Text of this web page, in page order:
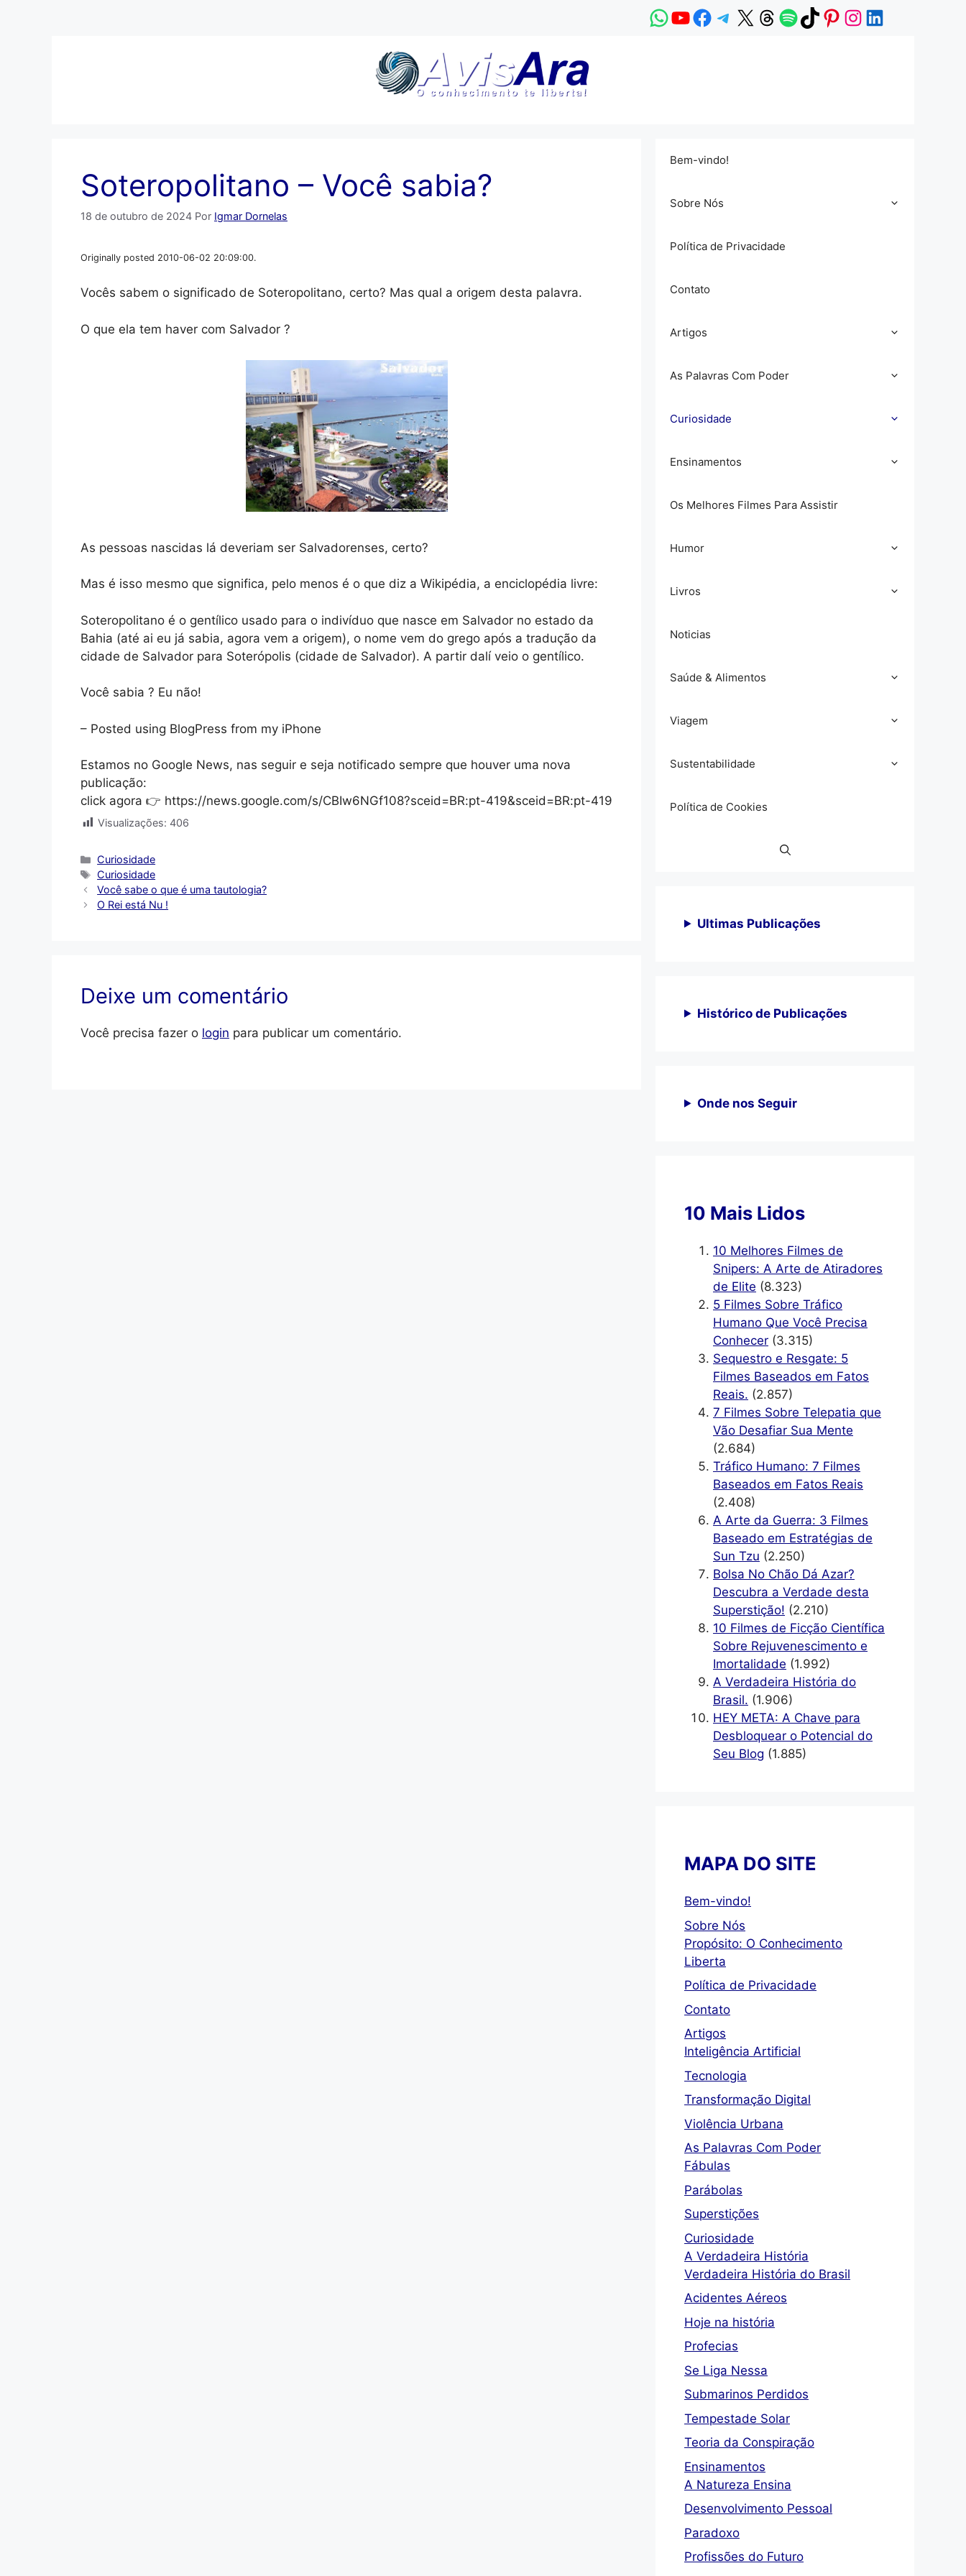
WhatsApp
YouTube
Facebook
Telegram
X Threads
Spotify
TikTok
Pinterest
Instagram
LinkedIn
Soteropolitano – Você sabia?
18 de outubro de 2024 Por Igmar Dornelas
Originally posted 2010-06-02 20:09:00.
Vocês sabem o significado de Soteropolitano, certo? Mas qual a origem desta palavra.
O que ela tem haver com Salvador ?
As pessoas nascidas lá deveriam ser Salvadorenses, certo?
Mas é isso mesmo que significa, pelo menos é o que diz a Wikipédia, a enciclopédia livre:
Soteropolitano é o gentílico usado para o indivíduo que nasce em Salvador no estado da
Bahia (até ai eu já sabia, agora vem a origem), o nome vem do grego após a tradução da
cidade de Salvador para Soterópolis (cidade de Salvador). A partir dalí veio o gentílico.
Você sabia ? Eu não!
– Posted using BlogPress from my iPhone
Estamos no Google News, nas seguir e seja notificado sempre que houver uma nova
publicação:
click agora 👉 https://news.google.com/s/CBIw6NGf108?sceid=BR:pt-419&sceid=BR:pt-419
Visualizações: 406
Categorias
Curiosidade
Tags
Curiosidade
Você sabe o que é uma tautologia?
O Rei está Nu !
Deixe um comentário
Você precisa fazer o login para publicar um comentário.
Bem-vindo!
Sobre Nós
Política de Privacidade
Contato
Artigos
As Palavras Com Poder
Curiosidade
Ensinamentos
Os Melhores Filmes Para Assistir
Humor
Livros
Noticias
Saúde & Alimentos
Viagem
Sustentabilidade
Política de Cookies
Ultimas Publicações
Histórico de Publicações
Onde nos Seguir
10 Mais Lidos
10 Melhores Filmes de
Snipers: A Arte de Atiradores
de Elite (8.323)
5 Filmes Sobre Tráfico
Humano Que Você Precisa
Conhecer (3.315)
Sequestro e Resgate: 5
Filmes Baseados em Fatos
Reais. (2.857)
7 Filmes Sobre Telepatia que
Vão Desafiar Sua Mente
(2.684)
Tráfico Humano: 7 Filmes
Baseados em Fatos Reais
(2.408)
A Arte da Guerra: 3 Filmes
Baseado em Estratégias de
Sun Tzu (2.250)
Bolsa No Chão Dá Azar?
Descubra a Verdade desta
Superstição! (2.210)
10 Filmes de Ficção Científica
Sobre Rejuvenescimento e
Imortalidade (1.992)
A Verdadeira História do
Brasil. (1.906)
HEY META: A Chave para
Desbloquear o Potencial do
Seu Blog (1.885)
MAPA DO SITE
Bem-vindo!
Sobre Nós
Propósito: O Conhecimento
Liberta
Política de Privacidade
Contato
Artigos
Inteligência Artificial
Tecnologia
Transformação Digital
Violência Urbana
As Palavras Com Poder
Fábulas
Parábolas
Superstições
Curiosidade
A Verdadeira História
Verdadeira História do Brasil
Acidentes Aéreos
Hoje na história
Profecias
Se Liga Nessa
Submarinos Perdidos
Tempestade Solar
Teoria da Conspiração
Ensinamentos
A Natureza Ensina
Desenvolvimento Pessoal
Paradoxo
Profissões do Futuro